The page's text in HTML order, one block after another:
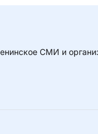
СМИ и